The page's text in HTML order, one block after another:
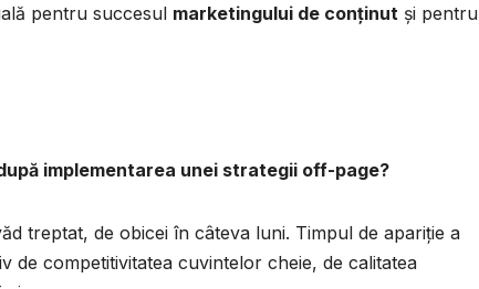
pentru succesul marketingului de conținut și pentru
implementarea unei strategii off-page?
treptat, de obicei în câteva luni. Timpul de apariție a
de competitivitatea cuvintelor cheie, de calitatea